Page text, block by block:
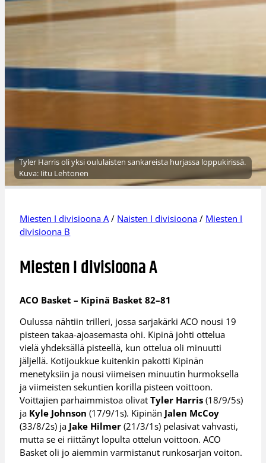
Tyler Harris oli yksi oululaisten sankareista hurjassa loppukirissä.
Kuva: Iitu Lehtonen
Miesten I divisioona A / Naisten I divisioona / Miesten I
divisioona B
Miesten I divisioona A
ACO Basket – Kipinä Basket 82–81
Oulussa nähtiin trilleri, jossa sarjakärki ACO nousi 19
pisteen takaa-ajoasemasta ohi. Kipinä johti ottelua
vielä yhdeksällä pisteellä, kun ottelua oli minuutti
jäljellä. Kotijoukkue kuitenkin pakotti Kipinän
menetyksiin ja nousi viimeisen minuutin hurmoksella
ja viimeisten sekuntien korilla pisteen voittoon.
Voittajien parhaimmistoa olivatTyler Harris (18/9/5s)
ja Kyle Johnson (17/9/1s). Kipinän Jalen McCoy
(33/8/2s) ja Jake Hilmer (21/3/1s) pelasivat vahvasti,
mutta se ei riittänyt lopulta ottelun voittoon. ACO
Basket oli jo aiemmin varmistanut runkosarjan voiton.